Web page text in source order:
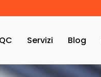
Servizi Blog